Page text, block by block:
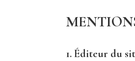
1. Éditeur du